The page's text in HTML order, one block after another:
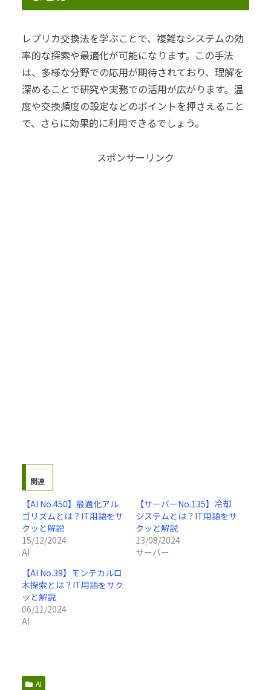
レプリカ交換法を学ぶことで、複雑なシステムの効
率的な探索や最適化が可能になります。この手法
は、多様な分野での応用が期待されており、理解を
深めることで研究や実務での活用が広がります。温
度や交換頻度の設定などのポイントを押さえること
で、さらに効果的に利用できるでしょう。
スポンサーリンク
関連
【AI No.450】最適化アル
ゴリズムとは？IT用語をサ
クッと解説
15/12/2024
AI
【サーバーNo.135】冷却
システムとは？IT用語をサ
クッと解説
13/08/2024
サーバー
【AI No.39】モンテカルロ
木探索とは？IT用語をサク
ッと解説
06/11/2024
AI
AI